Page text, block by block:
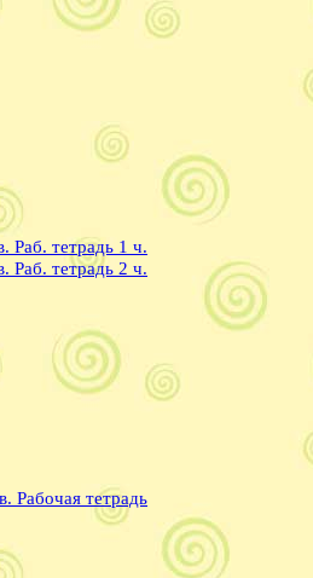
Раб. тетрадь 1 ч.
Раб. тетрадь 2 ч.
Рабочая тетрадь